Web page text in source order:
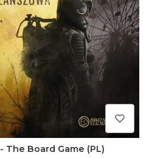
STALKER - The Board Game (PL)